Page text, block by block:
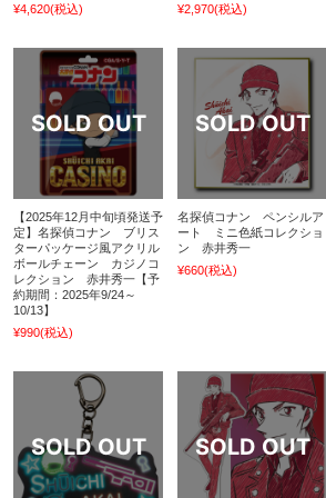
¥4,620(税込)
¥2,970(税込)
【2025年12月中旬頃発送予
定】名探偵コナン ブリス
ターパッケージ風アクリル
ボールチェーン カジノコ
レクション 赤井秀一【予
約期間：2025年9/24～
10/13】
¥990(税込)
名探偵コナン ペンシルア
ート ミニ色紙コレクショ
ン 赤井秀一
¥660(税込)